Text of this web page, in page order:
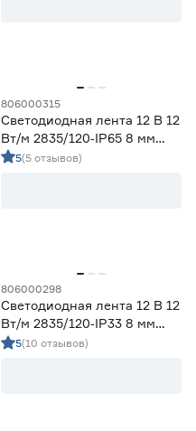
806000315
Светодиодная лента 12 В 12
Вт/м 2835/120‑IP65 8 мм
дневной 5 м Geniled
5(5 отзывов)
806000298
Светодиодная лента 12 В 12
Вт/м 2835/120‑IP33 8 мм
теплый 5 м Geniled
5(10 отзывов)